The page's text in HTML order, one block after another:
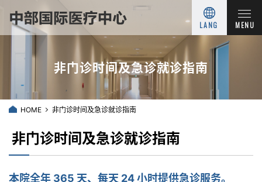
LANG MENU
非门诊时间及急诊就诊指南
HOME 非门诊时间及急诊就诊指南
非门诊时间及急诊就诊指南
本院全年 365 天、每天 24 小时提供急诊服务。